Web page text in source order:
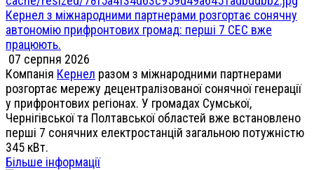
Кернел з міжнародними партнерами розгортає сонячну
автономію прифронтових громад: перші 7 СЕС вже
працюють.
07 серпня 2026
Компанія Кернел разом з міжнародними партнерами
розгортає мережу децентралізованої сонячної генерації
у прифронтових регіонах. У громадах Сумської,
Чернігівської та Полтавської областей вже встановлено
перші 7 сонячних електростанцій загальною потужністю
345 кВт.
Більше інформації